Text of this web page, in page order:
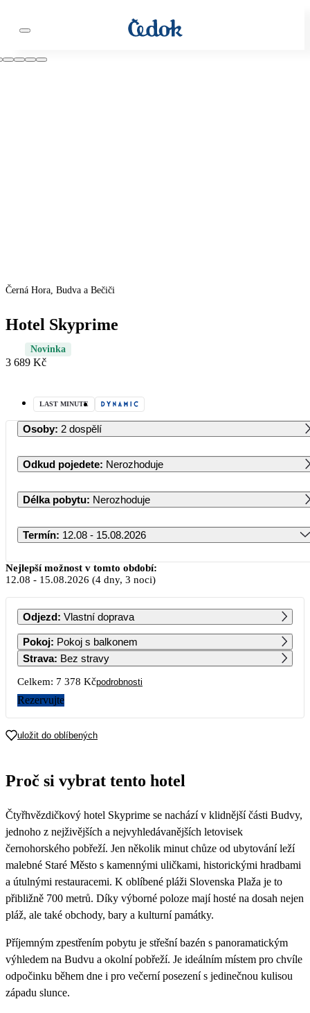
Černá Hora, Budva a Bečiči
Hotel Skyprime
Novinka
3 689 Kč
LAST MINUTE
Osoby: 2 dospělí
Odkud pojedete: Nerozhoduje
Délka pobytu: Nerozhoduje
Termín: 12.08 - 15.08.2026
Srpen 2026
PO ÚT ST ČT PÁ SO NE
1 2
3 4 5 6 7 8 9
3 689 3 539
17
24 25 26 27
31
Nejlepší možnost v tomto období:
12.08 - 15.08.2026 (4 dny, 3 noci)
Odjezd: Vlastní doprava
Pokoj:
Pokoj s balkonem
Strava: Bez stravy
Celkem: 7 378 Kčpodrobnosti
Rezervujte
uložit do oblíbených
Proč si vybrat tento hotel
Čtyřhvězdičkový hotel Skyprime se nachází v klidnější části Budvy,
jednoho z nejživějších a nejvyhledávanějších letovisek
černohorského pobřeží. Jen několik minut chůze od ubytování leží
malebné Staré Město s kamennými uličkami, historickými hradbami
a útulnými restauracemi. K oblíbené pláži Slovenska Plaža je to
přibližně 700 metrů. Díky výborné poloze mají hosté na dosah nejen
pláž, ale také obchody, bary a kulturní památky.
Příjemným zpestřením pobytu je střešní bazén s panoramatickým
výhledem na Budvu a okolní pobřeží. Je ideálním místem pro chvíle
odpočinku během dne i pro večerní posezení s jedinečnou kulisou
západu slunce.